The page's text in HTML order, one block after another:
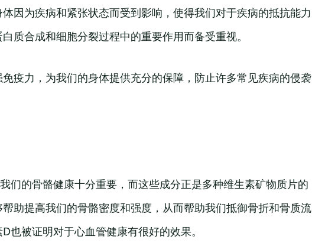
因为疾病和紧张状态而受到影响，使得我们对于疾病的抵抗能力
质合成和细胞分裂过程中的重要作用而备受重视。
疫力，为我们的身体提供充分的保障，防止许多常见疾病的侵袭
们的骨骼健康十分重要，而这些成分正是多种维生素矿物质片的
助提高我们的骨骼密度和强度，从而帮助我们抵御骨折和骨质流
也被证明对于心血管健康有很好的效果。